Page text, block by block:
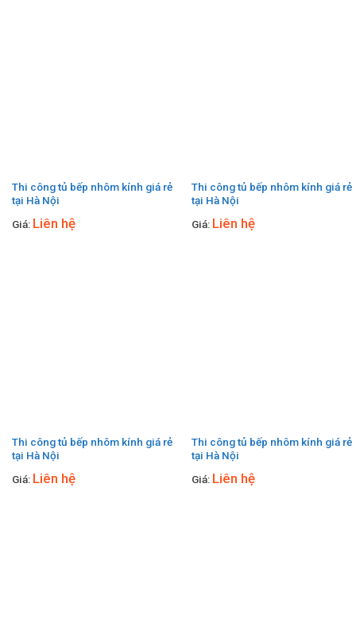
Thi công tủ bếp nhôm kính giá rẻ
tại Hà Nội
Giá: Liên hệ
Thi công tủ bếp nhôm kính giá rẻ
tại Hà Nội
Giá: Liên hệ
Thi công tủ bếp nhôm kính giá rẻ
tại Hà Nội
Giá: Liên hệ
Thi công tủ bếp nhôm kính giá rẻ
tại Hà Nội
Giá: Liên hệ